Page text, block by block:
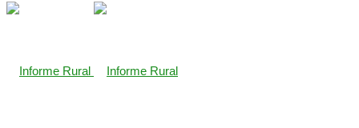
richardmillereplica is also available with delicate watches for women.